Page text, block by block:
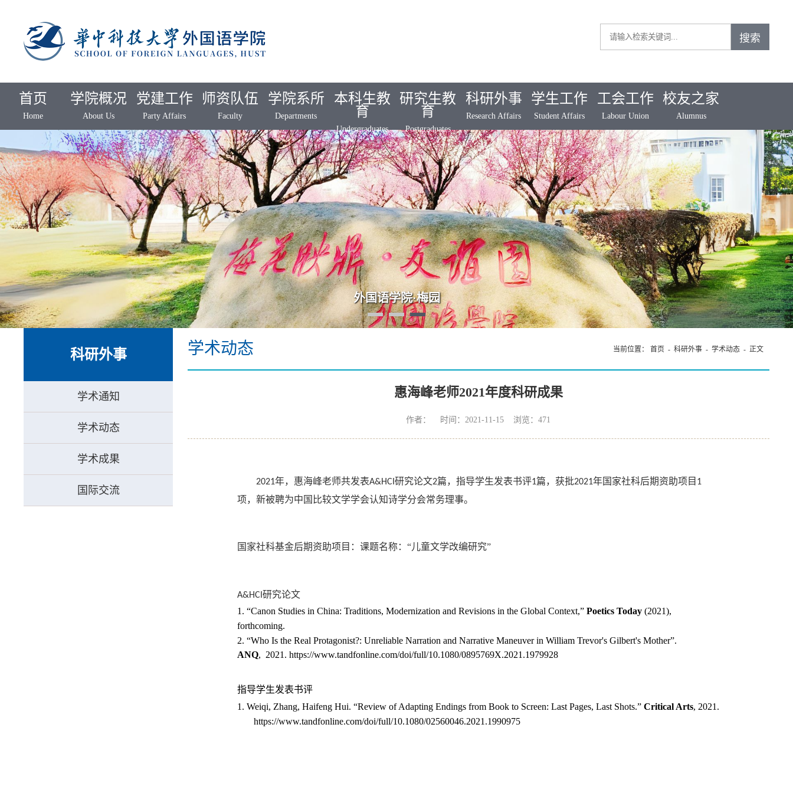
首页
Home
学院概况
About Us
党建工作
Party Affairs
师资队伍
Faculty
学院系所
Departments
本科生教
育
Undergraduates
研究生教
育
Postgraduates
科研外事
Research Affairs
学生工作
Student Affairs
工会工作
Labour Union
校友之家
Alumnus
外国语学院·梅园
科研外事
学术通知
学术动态
学术成果
国际交流
学术动态 当前位置： 首页 - 科研外事- 学术动态- 正文
惠海峰老师2021年度科研成果
作者： 时间：2021-11-15 浏览：471
2021年，惠海峰老师共发表A&HCI研究论文2篇，指导学生发表书评1篇，获批2021年国家社科后期资助项目 1
项，新被聘为中国比较文学学会认知诗学分会常务理事。
国家社科基金后期资助项目：课题名称：“儿童文学改编研究”
A&HCI研究论文
1. “Canon Studies in China: Traditions, Modernization and Revisions in the Global Context,”Poetics Today(2021),
forthcoming.
2. “Who Is the Real Protagonist?: Unreliable Narration and Narrative Maneuver in William Trevor's Gilbert's Mother”.
ANQ, 2021.https://www.tandfonline.com/doi/full/10.1080/0895769X.2021.1979928
指导学生发表书评
1. Weiqi, Zhang, Haifeng Hui. “Review of Adapting Endings from Book to Screen: Last Pages, Last Shots.”Critical Arts, 2021.
https://www.tandfonline.com/doi/full/10.1080/02560046.2021.1990975